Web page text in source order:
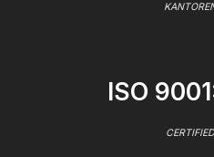
ISO
CERTIFIED